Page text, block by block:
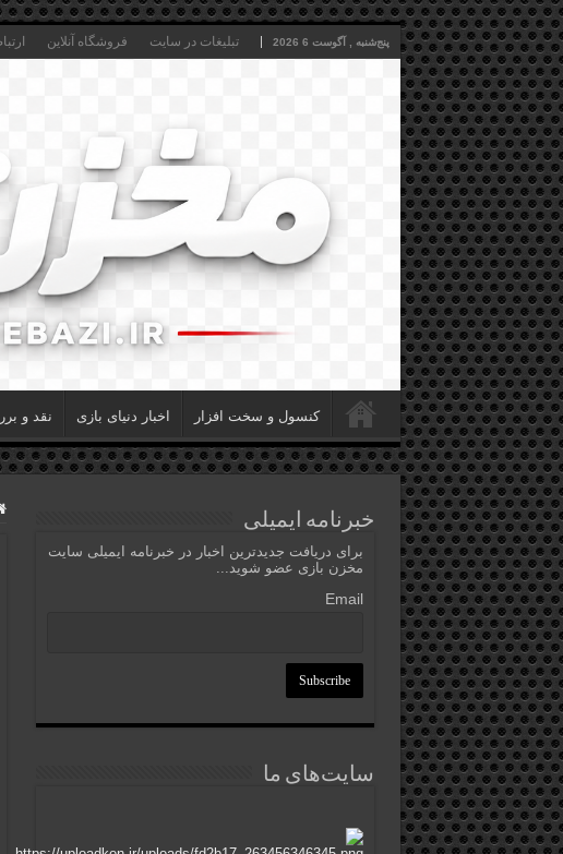
پنج‌شنبه , آگوست 6 2026 تبلیغات در سایت فروشگاه آنلاین
کنسول و سخت افزار اخبار دنیای بازی نقد و
خبرنامه ایمیلی
برای دریافت جدیدترین اخبار در خبرنامه ایمیلی سایت
مخزن بازی عضو شوید...
Email
سایت‌های ما